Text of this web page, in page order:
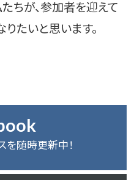
ちが、参加者を迎えて
たいと思います。
を随時更新中！